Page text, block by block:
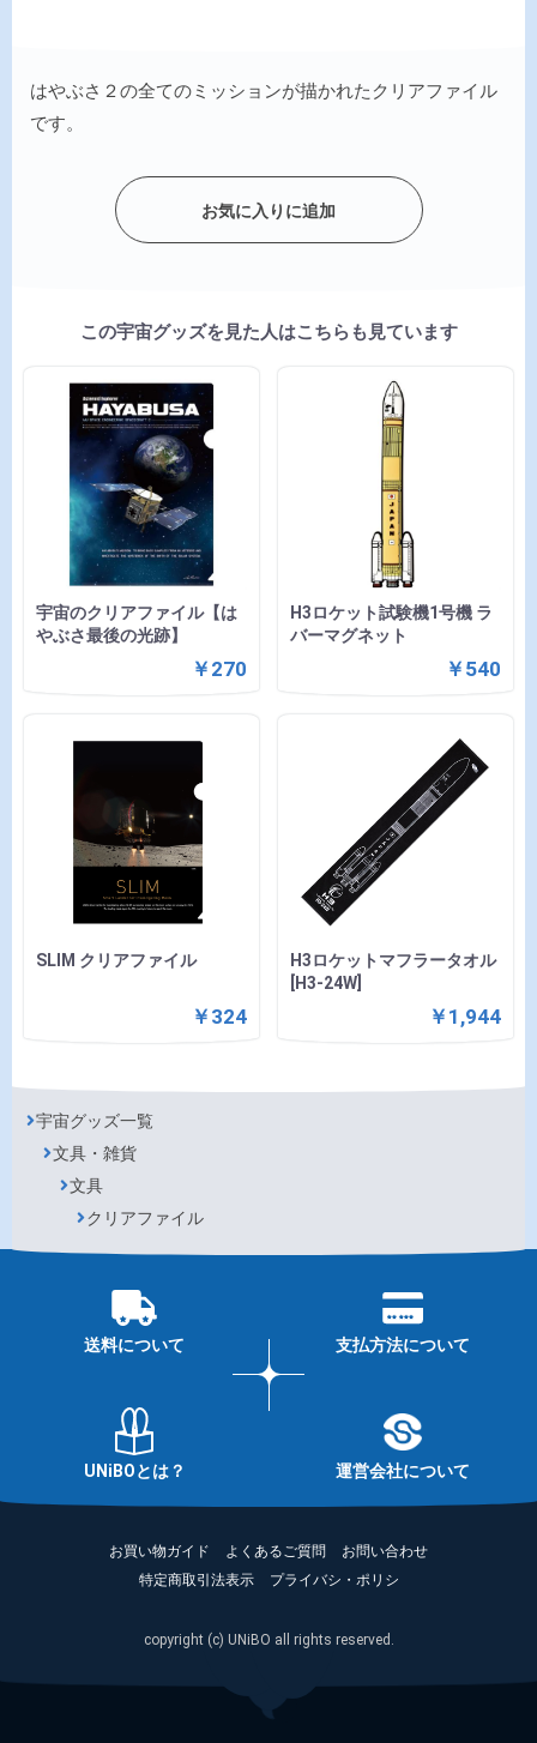
はやぶさ２の全てのミッションが描かれたクリアファイル
です。
お気に入りに追加
この宇宙グッズを見た人はこちらも見ています
宇宙のクリアファイル【は
やぶさ最後の光跡】
￥270
H3ロケット試験機1号機 ラ
バーマグネット
￥540
SLIM クリアファイル
￥324
H3ロケットマフラータオル
[H3-24W]
￥1,944
宇宙グッズ一覧
文具・雑貨
文具
クリアファイル
送料について 支払方法について
UNiBOとは？ 運営会社について
お買い物ガイド よくあるご質問
お問い合わせ
特定商取引法表示
プライバシ・ポリシ
copyright (c) UNiBO all rights reserved.